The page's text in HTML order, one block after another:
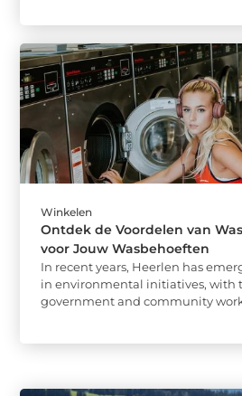
Winkelen
Ontdek de Voordelen van
voor Jouw Wasbehoeften
In recent years, Heerlen has
in environmental initiatives, with
government and community